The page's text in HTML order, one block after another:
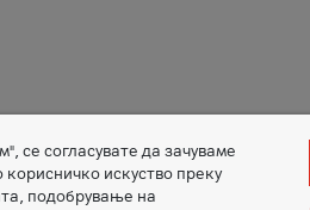
се согласувате да зачуваме
искуство преку
подобрување на